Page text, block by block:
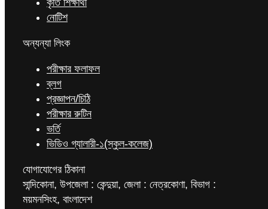
কৃতি শিক্ষার্থী
নোটিশ
অন্যন্যা লিংক
পরীক্ষার ফলাফল
ব্লগ
প্রজ্ঞাপন/চিঠি
পরীক্ষার রুটিন
ভর্তি
ভিডিও গ্যালারী-১(স্কুল-কলেজ)
যোগাযোগের ঠিকানা
সান্দিকোনা, উপজেলা : কেন্দুয়া, জেলা : নেত্রকোণা, বিভাগ :
ময়মনসিংহ, বাংলাদেশ